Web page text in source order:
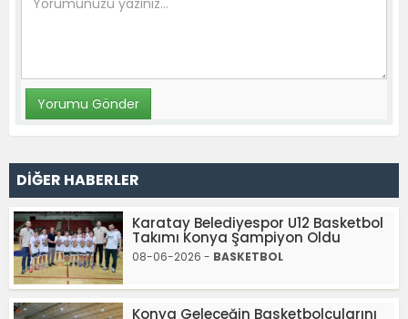
DİĞER HABERLER
Karatay Belediyespor U12 Basketbol
Takımı Konya Şampiyon Oldu
08-06-2026 - BASKETBOL
Konya Geleceğin Basketbolcularını